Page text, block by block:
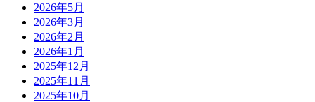
2026年5月
2026年3月
2026年2月
2026年1月
2025年12月
2025年11月
2025年10月